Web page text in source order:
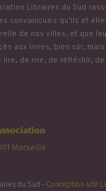
Libraires du Sud
convaincu.e.s qu’ils et
de nos villes, et que
aux livres, bien sûr,
lire, de rire, de réfléchir,
Marseille
du Sud - Conception site